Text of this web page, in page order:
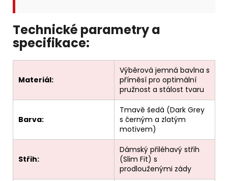
Technické parametry a
specifikace:
Materiál:
Výběrová jemná bavlna s
příměsí pro optimální
pružnost a stálost tvaru
Barva:
Tmavě šedá (Dark Grey
s černým a zlatým
motivem)
Střih:
Dámský přiléhavý střih
(Slim Fit) s
prodlouženými zády